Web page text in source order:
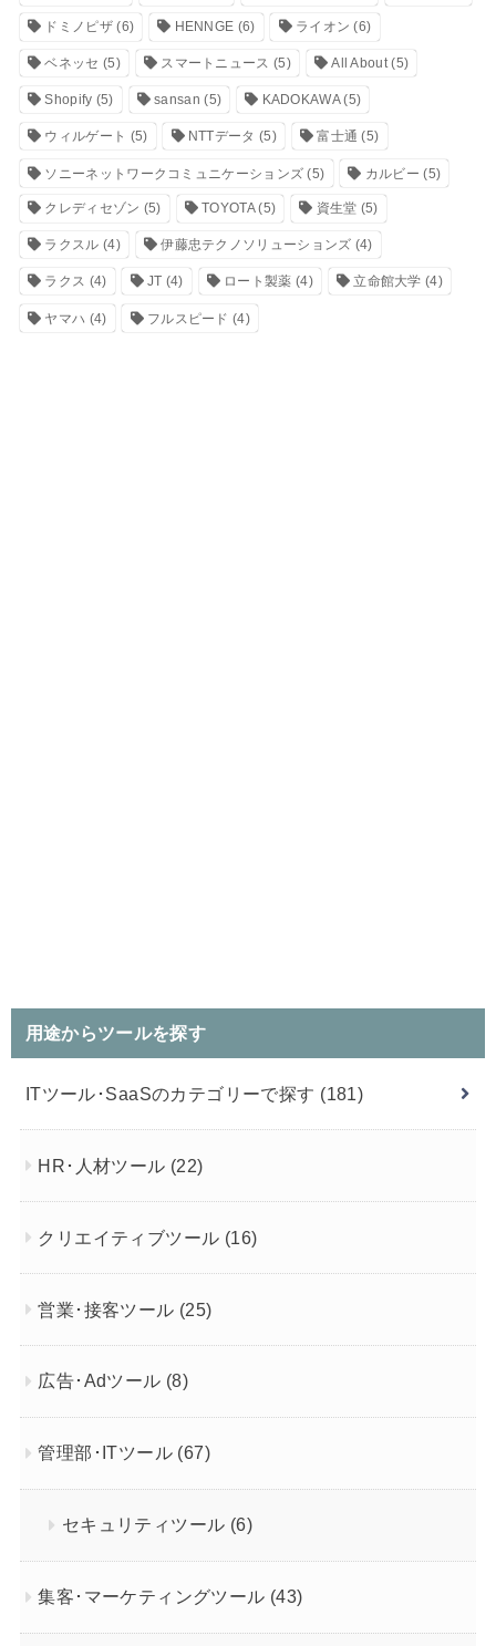
ドミノピザ(6) HENNGE (6) ライオン (6)
ベネッセ (5) スマートニュース (5) All About(5)
Shopify (5) sansan (5) KADOKAWA(5)
ウィルゲート (5) NTTデータ (5) 富士通 (5)
ソニーネットワークコミュニケーションズ (5) カルビー (5)
クレディセゾン (5) TOYOTA(5) 資生堂 (5)
ラクスル (4) 伊藤忠テクノソリューションズ (4)
ラクス (4) JT (4) ロート製薬 (4) 立命館大学 (4)
ヤマハ (4) フルスピード (4)
用途からツールを探す
ITツール･SaaSのカテゴリーで探す (181)
HR･人材ツール (22)
クリエイティブツール (16)
営業･接客ツール (25)
広告･Adツール (8)
管理部･ITツール (67)
セキュリティツール (6)
集客･マーケティングツール (43)